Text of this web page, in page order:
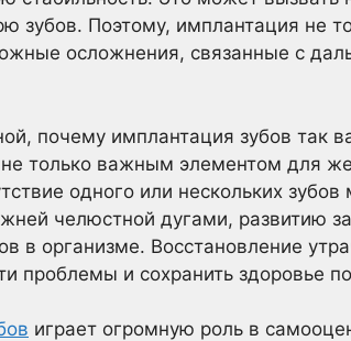
зубов. Поэтому, имплантация не
осложнения, связанные с
почему имплантация зубов так
только важным элементом для
одного или нескольких
челюстной дугами, развитию
в организме. Восстановление
проблемы и сохранить здоровье
играет огромную роль в